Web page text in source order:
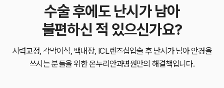
수술 후에도 난시가 남아
불편하신 적 있으신가요?
시력교정, 각막이식, 백내장, ICL렌즈삽입술 후 난시가 남아 안경을
쓰시는 분들을 위한 온누리안과병원만의 해결책입니다.